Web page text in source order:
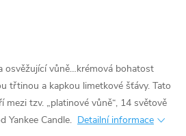
osvěžující vůně…krémová bohatost
třtinou a kapkou limetkové šťávy. Tato
mezi tzv. „platinové vůně“, 14 světově
Yankee Candle. Detailní informace